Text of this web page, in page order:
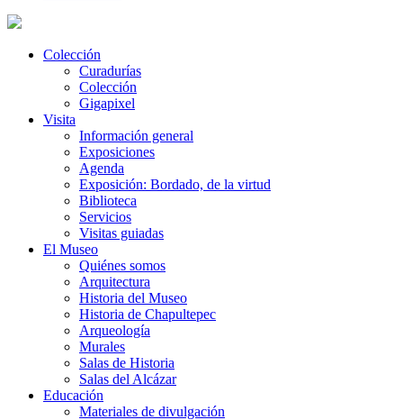
Colección
Curadurías
Colección
Gigapixel
Visita
Información general
Exposiciones
Agenda
Exposición: Bordado, de la virtud
Biblioteca
Servicios
Visitas guiadas
El Museo
Quiénes somos
Arquitectura
Historia del Museo
Historia de Chapultepec
Arqueología
Murales
Salas de Historia
Salas del Alcázar
Educación
Materiales de divulgación